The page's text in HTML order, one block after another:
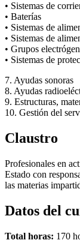
• Sistemas de
• Baterías
• Sistemas de
• Sistemas de
• Grupos
• Sistemas de
7. Ayudas sonoras
8. Ayudas
9. Estructuras,
10. Gestión del
Claustro
Profesionales en
Estado con
las materias
Datos del
Total horas: 170